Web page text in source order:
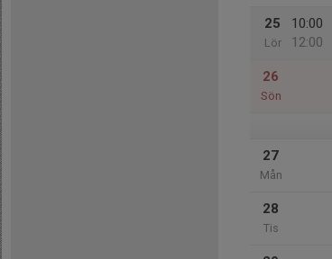
25
Lör
10:00
12:00
26
Sön
27
Mån
28
Tis